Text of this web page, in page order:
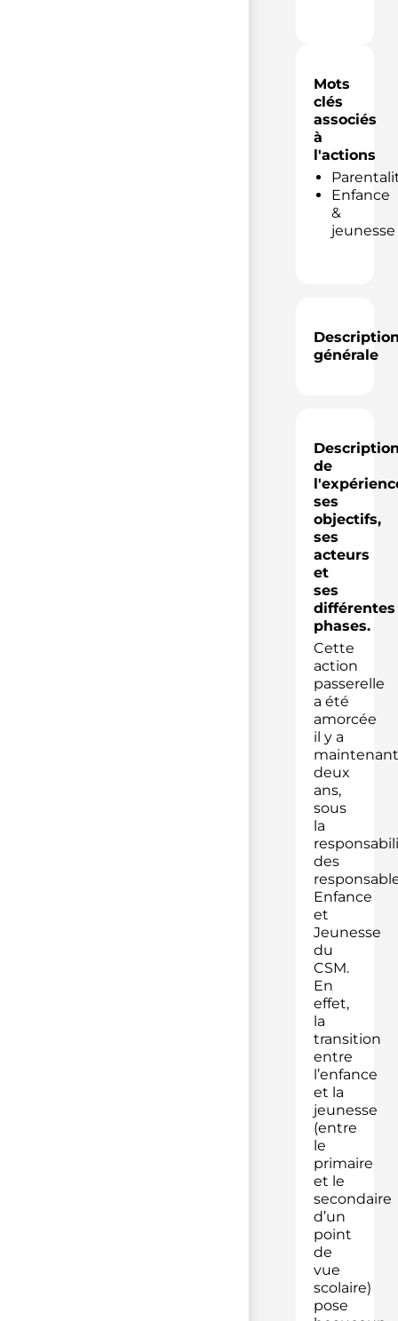
Mots
clés
associés
à
l'actions
Enfance
&
jeunesse
générale
de
ses
objectifs,
ses
acteurs
et
ses
différentes
phases.
Cette
action
passerelle
a été
amorcée
il y a
maintenant
deux
ans,
sous
la
des
Enfance
et
Jeunesse
du
CSM.
En
effet,
la
transition
entre
l’enfance
et la
jeunesse
(entre
le
primaire
et le
secondaire
d’un
point
de
vue
scolaire)
pose